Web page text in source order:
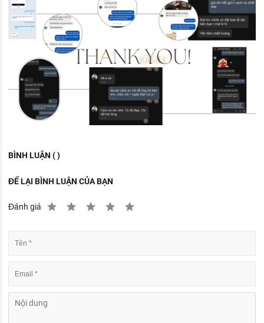
BÌNH LUẬN ( )
ĐỂ LẠI BÌNH LUẬN CỦA BẠN
Đánh giá